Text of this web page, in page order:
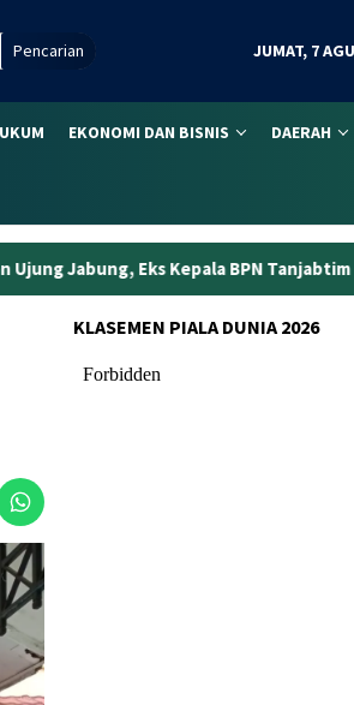
Pencarian JUMAT, 7
EKONOMI DAN BISNIS DAERAH
BPN Tanjabtim Resmi Ditahan
KLASEMEN PIALA DUNIA 2026